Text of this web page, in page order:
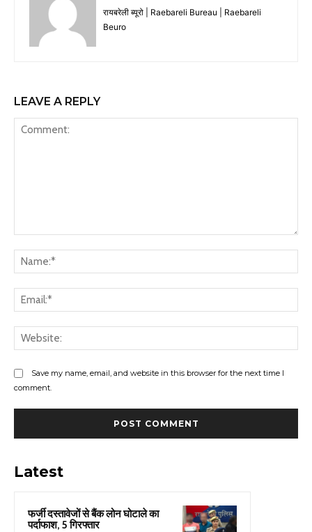
रायबरेली ब्यूरो | Raebareli Bureau | Raebareli
Beuro
LEAVE A REPLY
Save my name, email, and website in this browser for the next time I
comment.
Latest
फर्जी दस्तावेजों से बैंक लोन घोटाले का
पर्दाफाश, 5 गिरफ्तार